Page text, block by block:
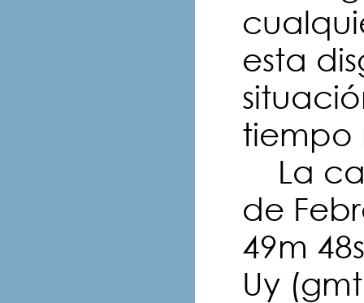
esta
tiempo
La
de
49m
Uy